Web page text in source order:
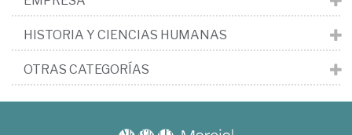
HISTORIA Y CIENCIAS HUMANAS
OTRAS CATEGORÍAS